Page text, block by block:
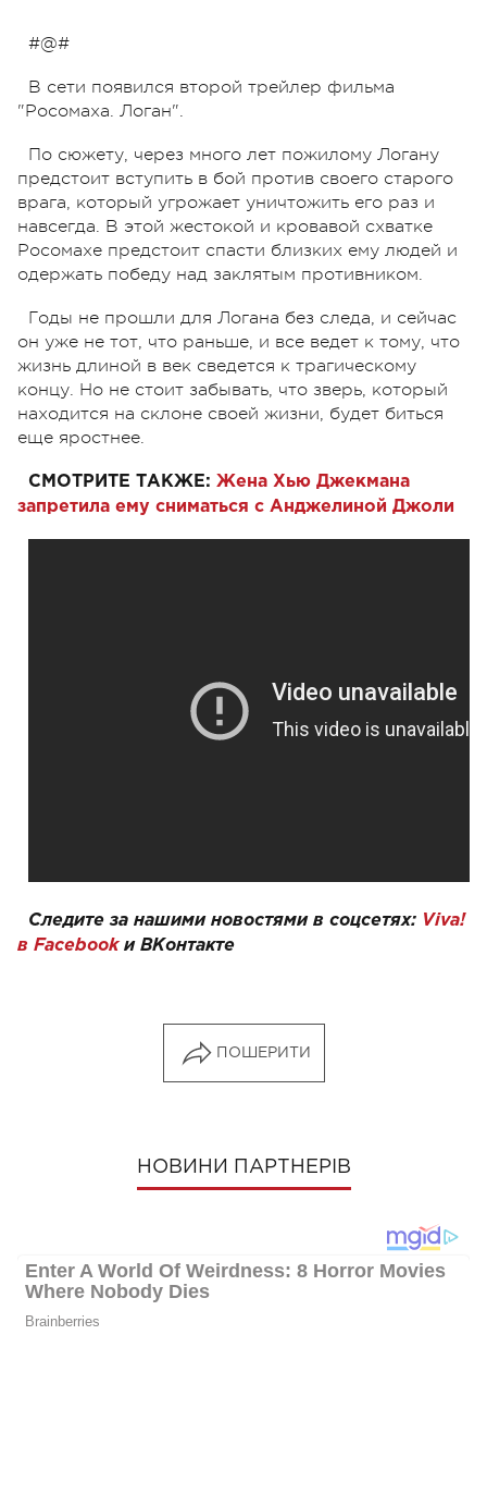
#@#
В сети появился второй трейлер фильма
"Росомаха. Логан".
По сюжету, через много лет пожилому Логану
предстоит вступить в бой против своего старого
врага, который угрожает уничтожить его раз и
навсегда. В этой жестокой и кровавой схватке
Росомахе предстоит спасти близких ему людей и
одержать победу над заклятым противником.
Годы не прошли для Логана без следа, и сейчас
он уже не тот, что раньше, и все ведет к тому, что
жизнь длиной в век сведется к трагическому
концу. Но не стоит забывать, что зверь, который
находится на склоне своей жизни, будет биться
еще яростнее.
СМОТРИТЕ ТАКЖЕ: Жена Хью Джекмана
запретила ему сниматься с Анджелиной Джоли
Следите за нашими новостями в соцсетях: Viva!
в Facebookи ВКонтакте
ПОШЕРИТИ
НОВИНИ ПАРТНЕРІВ